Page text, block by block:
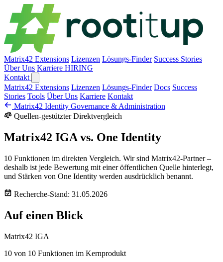
Matrix42 Extensions Lizenzen Lösungs-Finder Success Stories
Über Uns Karriere HIRING
Kontakt
Matrix42 Extensions Lizenzen Lösungs-Finder Docs Success
Stories Tools Über Uns Karriere Kontakt
Matrix42 Identity Governance & Administration
Quellen-gestützter Direktvergleich
Matrix42 IGA vs. One Identity
10 Funktionen im direkten Vergleich. Wir sind Matrix42-Partner –
deshalb ist jede Bewertung mit einer öffentlichen Quelle hinterlegt,
und Stärken von One Identity werden ausdrücklich benannt.
Recherche-Stand: 31.05.2026
Auf einen Blick
Matrix42 IGA
10 von 10 Funktionen im Kernprodukt